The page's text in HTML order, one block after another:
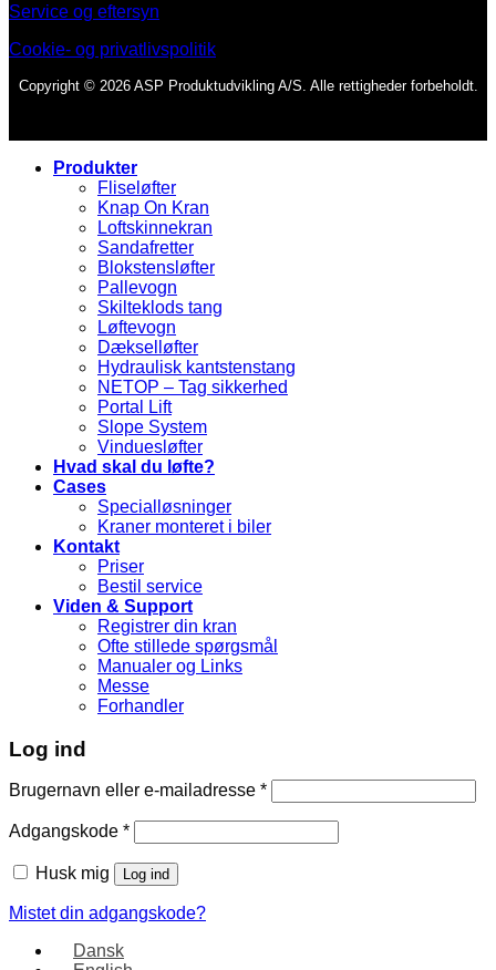
Service og eftersyn
Cookie- og privatlivspolitik
Copyright © 2026 ASP Produktudvikling A/S. Alle rettigheder forbeholdt.
Produkter
Fliseløfter
Knap On Kran
Loftskinnekran
Sandafretter
Blokstensløfter
Pallevogn
Skilteklods tang
Løftevogn
Dækselløfter
Hydraulisk kantstenstang
NETOP – Tag sikkerhed
Portal Lift
Slope System
Vinduesløfter
Hvad skal du løfte?
Cases
Specialløsninger
Kraner monteret i biler
Kontakt
Priser
Bestil service
Viden & Support
Registrer din kran
Ofte stillede spørgsmål
Manualer og Links
Messe
Forhandler
Log ind
Brugernavn eller e-mailadresse *
Adgangskode *
Husk mig Log ind
Mistet din adgangskode?
Dansk